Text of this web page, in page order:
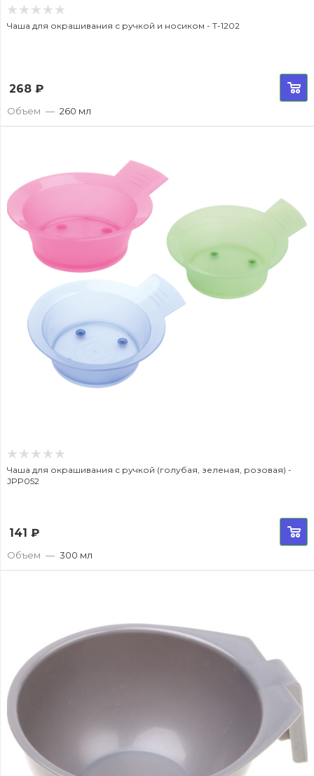
Чаша для окрашивания с ручкой и носиком - T-1202
268 ₽
Объем — 260 мл
Чаша для окрашивания с ручкой (голубая, зеленая, розовая) -
JPP052
141 ₽
Объем — 300 мл